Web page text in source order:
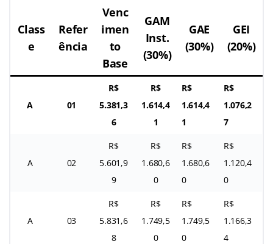
Class
e
Refer
ência
Venc
imen
to
Base
GAM
Inst.
(30%)
GAE
(30%)
GEI
(20%)
A 01
R$
5.381,3
6
R$
1.614,4
1
R$
1.614,4
1
R$
1.076,2
7
A 02
R$
5.601,9
9
R$
1.680,6
0
R$
1.680,6
0
R$
1.120,4
0
A 03
R$
5.831,6
8
R$
1.749,5
0
R$
1.749,5
0
R$
1.166,3
4